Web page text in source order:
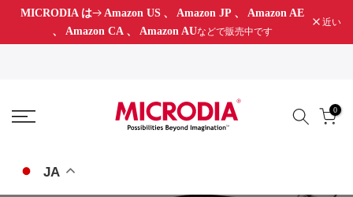
コ
に
MICRODIA は Amazon US 、 Amazon JP 、
Amazon AE
、
Amazon CA 、 Amazon AUなどで販売中です
近い
0
JA